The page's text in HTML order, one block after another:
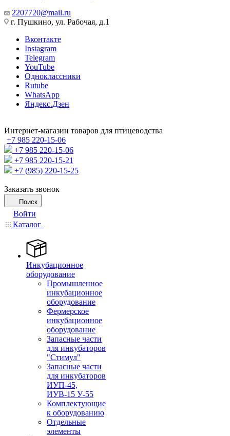
2207720@mail.ru
г. Пушкино, ул. Рабочая, д.1
Вконтакте
Instagram
Telegram
YouTube
Одноклассники
Rutube
WhatsApp
Яндекс.Дзен
Интернет-магазин товаров для птицеводства
+7 985 220-15-06
+7 985 220-15-06
+7 985 220-15-21
+7 (985) 220-15-25
Заказать звонок
Поиск
Войти
Каталог
Инкубационное
оборудование
Промышленное
инкубационное
оборудование
Фермерское
инкубационное
оборудование
Запасные части
для инкубаторов
"Стимул"
Запасные части
для инкубаторов
ИУП-45,
ИУВ-15 У-55
Комплектующие
к оборудованию
Отдельные
элементы